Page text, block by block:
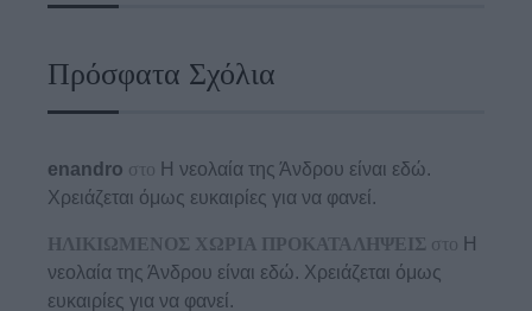
Πρόσφατα Σχόλια
enandro στο Η νεολαία της Άνδρου είναι εδώ.
Χρειάζεται όμως ευκαιρίες για να φανεί.
ΗΛΙΚΙΩΜΕΝΟΣ ΧΩΡΙΑ ΠΡΟΚΑΤΑΛΗΨΕΙΣ στο Η
νεολαία της Άνδρου είναι εδώ. Χρειάζεται όμως
ευκαιρίες για να φανεί.